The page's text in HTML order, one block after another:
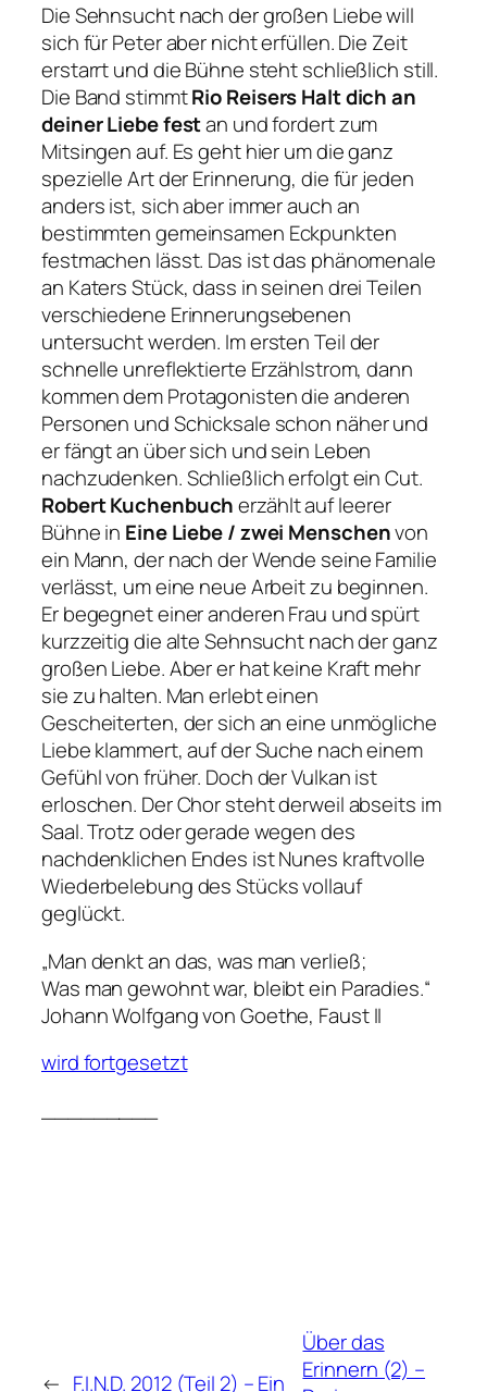
Die Sehnsucht nach der großen Liebe will
sich für Peter aber nicht erfüllen. Die Zeit
erstarrt und die Bühne steht schließlich still.
Die Band stimmtRio Reisers Halt dich an
deiner Liebe festan und fordert zum
Mitsingen auf. Es geht hier um die ganz
spezielle Art der Erinnerung, die für jeden
anders ist, sich aber immer auch an
bestimmten gemeinsamen Eckpunkten
festmachen lässt. Das ist das phänomenale
an Katers Stück, dass in seinen drei Teilen
verschiedene Erinnerungsebenen
untersucht werden. Im ersten Teil der
schnelle unreflektierte Erzählstrom, dann
kommen dem Protagonisten die anderen
Personen und Schicksale schon näher und
er fängt an über sich und sein Leben
nachzudenken. Schließlich erfolgt ein Cut.
Robert Kuchenbucherzählt auf leerer
Bühne in Eine Liebe / zwei Menschenvon
ein Mann, der nach der Wende seine Familie
verlässt, um eine neue Arbeit zu beginnen.
Er begegnet einer anderen Frau und spürt
kurzzeitig die alte Sehnsucht nach der ganz
großen Liebe. Aber er hat keine Kraft mehr
sie zu halten. Man erlebt einen
Gescheiterten, der sich an eine unmögliche
Liebe klammert, auf der Suche nach einem
Gefühl von früher. Doch der Vulkan ist
erloschen. Der Chor steht derweil abseits im
Saal. Trotz oder gerade wegen des
nachdenklichen Endes ist Nunes kraftvolle
Wiederbelebung des Stücks vollauf
geglückt.
„Man denkt an das, was man verließ;
Was man gewohnt war, bleibt ein Paradies.“
Johann Wolfgang von Goethe, Faust II
wird fortgesetzt
← F.I.N.D. 2012 (Teil 2) – Ein
Über das
Erinnern (2) –